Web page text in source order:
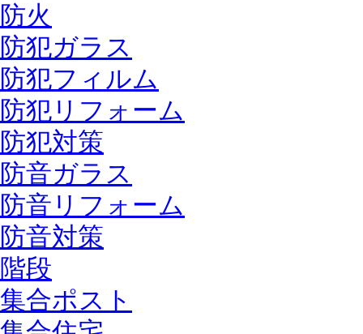
防火
防犯ガラス
防犯フィルム
防犯リフォーム
防犯対策
防音ガラス
防音リフォーム
防音対策
階段
集合ポスト